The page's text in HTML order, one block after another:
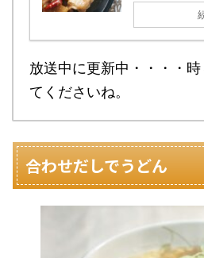
放送中に更新中・・・・
てくださいね。
合わせだしでうどん